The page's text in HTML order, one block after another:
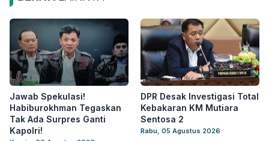
Jawab Spekulasi!
Habiburokhman Tegaskan
Tak Ada Surpres Ganti
Kapolri!
DPR Desak Investigasi Total
Kebakaran KM Mutiara
Sentosa 2
Rabu, 05 Agustus 2026